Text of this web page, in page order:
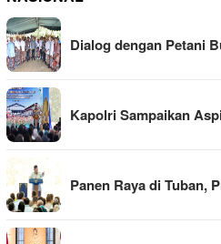
Dialog dengan Petani
Kapolri Sampaikan
Panen Raya di Tuban,